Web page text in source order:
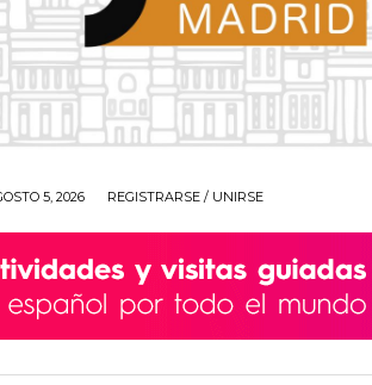
5, 2026 REGISTRARSE / UNIRSE